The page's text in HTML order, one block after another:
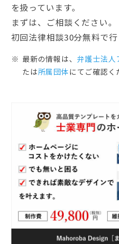
を扱っています。
まずは、ご相談ください。
初回法律相談30分無料で行
最新の情報は、 弁護士法人
たは所属団体にてご確認く